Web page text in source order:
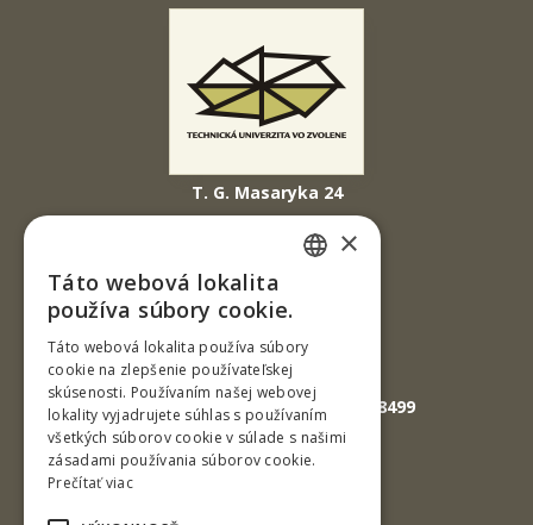
T. G. Masaryka 24
960 01 Zvolen
Slovenská republika
Tel.: +421-45-520 61 11
Fax: +421-45-533 00 27
E-mail: info@tuzvo.sk
GPS súradnice: 48.572024,19.118499
×
Táto webová lokalita
používa súbory cookie.
Táto webová lokalita používa súbory
cookie na zlepšenie používateľskej
skúsenosti. Používaním našej webovej
lokality vyjadrujete súhlas s používaním
všetkých súborov cookie v súlade s našimi
zásadami používania súborov cookie.
Prečítať viac